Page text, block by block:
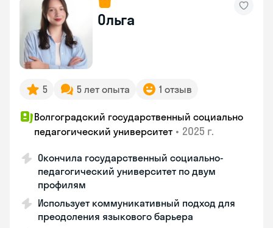
Ольга
5 5 лет опыта 1 отзыв
Волгоградский государственный социально
педагогический университет • 2025 г.
Окончила государственный социально-
педагогический университет по двум
профилям
Использует коммуникативный подход для
преодоления языкового барьера